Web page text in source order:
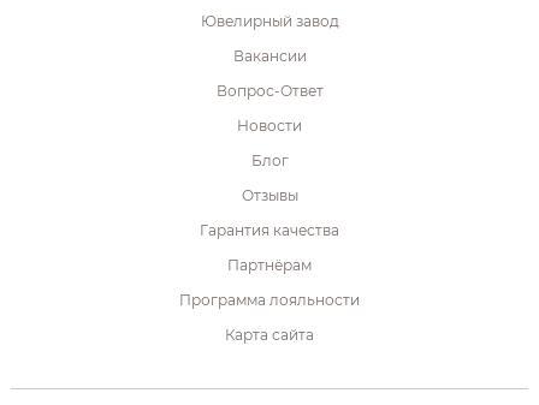
Ювелирный завод
Вакансии
Вопрос-Ответ
Новости
Блог
Отзывы
Гарантия качества
Партнёрам
Программа лояльности
Карта сайта